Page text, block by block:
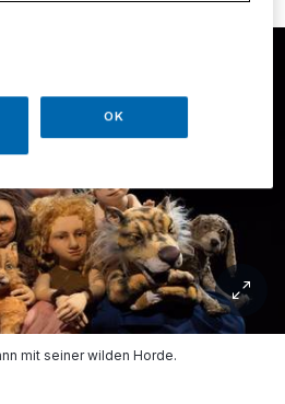
mit seiner wilden Horde.
OK